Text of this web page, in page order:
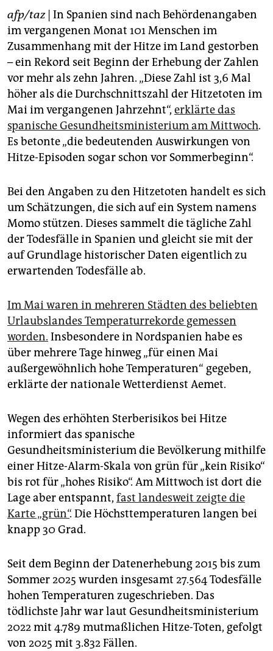
abo
genossenschaft
epaper login
afp/taz| In Spanien sind nach Behördenangaben
im vergangenen Monat 101 Menschen im
Zusammenhang mit der Hitze im Land gestorben
– ein Rekord seit Beginn der Erhebung der Zahlen
vor mehr als zehn Jahren. „Diese Zahl ist 3,6 Mal
höher als die Durchschnittszahl der Hitzetoten im
Mai im vergangenen Jahrzehnt“, erklärte das
spanische Gesundheitsministerium am Mittwoch.
Es betonte „die bedeutenden Auswirkungen von
Hitze-Episoden sogar schon vor Sommerbeginn“.
Bei den Angaben zu den Hitzetoten handelt es sich
um Schätzungen, die sich auf ein System namens
Momo stützen. Dieses sammelt die tägliche Zahl
der Todesfälle in Spanien und gleicht sie mit der
auf Grundlage historischer Daten eigentlich zu
erwartenden Todesfälle ab.
Im Mai waren in mehreren Städten des beliebten
Urlaubslandes Temperaturrekorde gemessen
worden. Insbesondere in Nordspanien habe es
über mehrere Tage hinweg „für einen Mai
außergewöhnlich hohe Temperaturen“ gegeben,
erklärte der nationale Wetterdienst Aemet.
Wegen des erhöhten Sterberisikos bei Hitze
informiert das spanische
Gesundheitsministerium die Bevölkerung mithilfe
einer Hitze-Alarm-Skala von grün für „kein Risiko“
bis rot für „hohes Risiko“. Am Mittwoch ist dort die
Lage aber entspannt, fast landesweit zeigte die
Karte „grün“. Die Höchsttemperaturen langen bei
knapp 30 Grad.
Seit dem Beginn der Datenerhebung 2015 bis zum
Sommer 2025 wurden insgesamt 27.564 Todesfälle
hohen Temperaturen zugeschrieben. Das
tödlichste Jahr war laut Gesundheitsministerium
2022 mit 4.789 mutmaßlichen Hitze-Toten, gefolgt
von 2025 mit 3.832 Fällen.